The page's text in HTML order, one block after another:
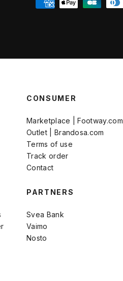
CONSUMER
Marketplace | Footway.com
Outlet | Brandosa.com
Terms of use
Track order
Contact
PARTNERS
Svea Bank
Vaimo
Nosto